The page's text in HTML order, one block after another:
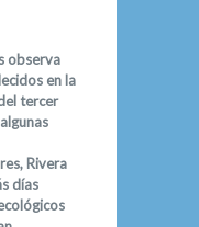
observa
en la
tercer
Rivera
días